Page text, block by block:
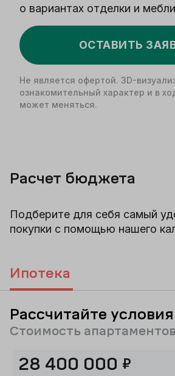
о вариантах отделки и
ОСТАВИТЬ
Не является офертой. 3D-
ознакомительный характер и в
может меняться.
Расчет бюджета
Подберите для себя самый
покупки с помощью нашего
Ипотека
Рассчитайте
Стоимость апартаментов
₽